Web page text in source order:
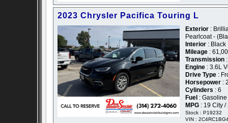
2023 Chrysler Pacifica Touring L
Exterior :
Pearlcoat -
Interior : Black
Mileage :
Transmission
Engine : 3.6L
Drive Type :
Horsepower :
Cylinders : 6
Fuel : Gasoline
MPG : 19 City /
Stock : P19232
VIN :